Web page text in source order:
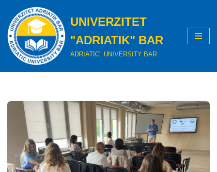
Skip
to
content
UNIVERZITET
"ADRIATIK" BAR
ADRIATIC" UNIVERSITY BAR